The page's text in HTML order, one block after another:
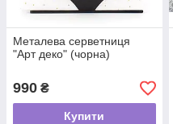
Металева серветниця
"Арт деко" (чорна)
990 ₴
Купити